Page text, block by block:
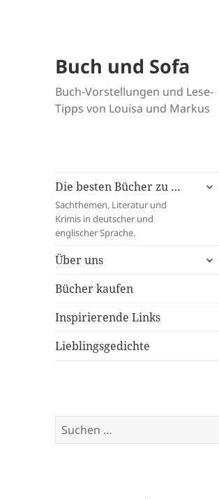
Buch und Sofa
Buch-Vorstellungen und Lese-
Tipps von Louisa und Markus
Die besten Bücher zu …
Sachthemen, Literatur und
Krimis in deutscher und
englischer Sprache.
Über uns
Bücher kaufen
Inspirierende Links
Lieblingsgedichte
Suchen
nach: